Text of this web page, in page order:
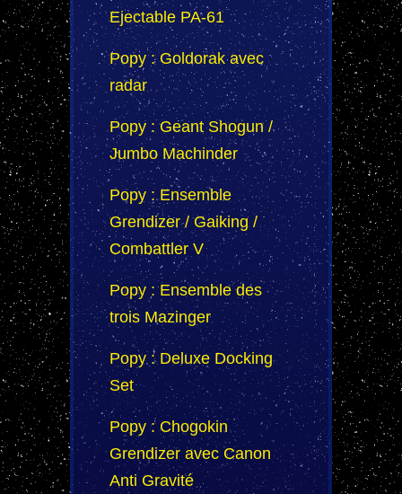
Ejectable PA-61
Popy : Goldorak avec
radar
Popy : Geant Shogun /
Jumbo Machinder
Popy : Ensemble
Grendizer / Gaiking /
Combattler V
Popy : Ensemble des
trois Mazinger
Popy : Deluxe Docking
Set
Popy : Chogokin
Grendizer avec Canon
Anti Gravité